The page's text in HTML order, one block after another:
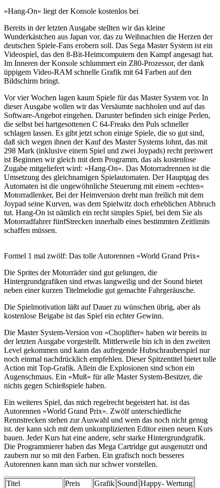
»Hang-On« liegt der Konsole kostenlos bei
Bereits in der letzten Ausgabe stellten wir das kleine
Wunderkästchen aus Japan vor. das zu Weihnachten die Herzen der
deutschen Spiele-Fans erobern soll. Das Sega Master System ist ein
Videospiel, das den 8-Bit-Heimcomputern den Kampf angesagt hat.
Im Inneren der Konsole schlummert ein Z80-Prozessor, der dank
üppigem Video-RAM schnelle Grafik mit 64 Farben auf den
Bildschirm bringt.
Vor vier Wochen lagen kaum Spiele für das Master System vor. In
dieser Ausgabe wollen wir das Versäumte nachholen und auf das
Software-Angebot eingehen. Darunter befinden sich einige Perlen,
die selbst bei hartgesottenen C 64-Freaks den Puls schneller
schlagen lassen. Es gibt jetzt schon einige Spiele, die so gut sind,
daß sich wegen ihnen der Kauf des Master Systems lohnt, das mit
298 Mark (inklusive einem Spiel und zwei Joypads) recht preiswert
ist Beginnen wir gleich mit dem Programm, das als kostenlose
Zugabe mitgeliefert wird: »Hang-On«. Das Motorradrennen ist die
Umsetzung des gleichnamigen Spielautomaten. Der Hauptgag des
Automaten ist die ungewöhnliche Steuerung mit einem »echten«
Motorradlenker, Bei der Heimversion dreht man freilich mit dem
Joypad seine Kurven, was dem Spielwitz doch erheblichen Abbruch
tut. Hang-On ist nämlich ein recht simples Spiel, bei dem Sie als
Motorradfahrer fünfStrecken innerhalb eines bestimmten Zeitlimits
schaffen müssen.
Formel 1 mal zwölf: Das tolle Autorennen »World Grand Prix«
Die Sprites der Motorräder sind gut gelungen, die
Hintergrundgrafiken sind etwas langweilig und der Sound bietet
neben einer kurzen Titelmelodie gut gemachte Fahrgeräusche.
Die Spielmotivation läßt auf Dauer zu wünschen übrig, aber als
kostenlose Beigabe ist das Spiel ein echter Gewinn.
Die Master System-Version von »Choplifter« haben wir bereits in
der letzten Ausgabe vorgestellt. Mittlerweile bin ich in den zweiten
Level gekommen und kann das aufregende Hubschrauberspiel nur
noch einmal nachdrücklich empfehlen. Dieser Spitzentitel bietet tolle
Action mit Top-Grafik. Allein die Explosionen sind schon ein
Augenschmaus. Ein »Muß« für alle Master System-Besitzer, die
nichts gegen Schießspiele haben.
Ein weiteres Spiel, das mich regelrecht begeistert hat. ist das
Autorennen »World Grand Prix». Zwölf unterschiedliche
Rennstrecken stehen zur Auswahl und wem das noch nicht genug
ist. der kann sich mit dem unkomplizierten Editor einen neuen Kurs
bauen. Jeder Kurs hat eine andere, sehr starke Hintergrundgrafik.
Die Programmierer haben das Mega Cartridge gut ausgenutzt und
zaubern nur so mit den Farben. Ein grafisch noch besseres
Autorennen kann man sich nur schwer vorstellen.
Titel Preis Grafik Sound Happy- Wertung